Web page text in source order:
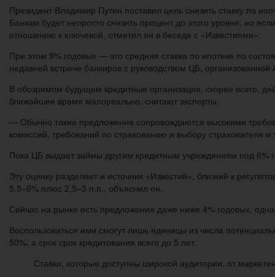
Президент Владимир Путин поставил цель снизить ставку по
Банкам будет непросто снизить процент до этого уровня, но
отношению к ключевой, отметил он в беседе с «Известиями».
При этом 9% годовых — это средняя ставка по ипотеке по
недавней встрече банкиров с руководством ЦБ,
В обозримом будущем кредитные организации, скорее всего,
ближайшее время малореально, считают эксперты.
— Обычно такие предложения сопровождаются высокими
комиссий, требований по страхованию и выбору
Пока ЦБ выдает займы другим кредитным учреждениям под 6%
Эту оценку разделяет и источник «Известий», близкий к
5,5–6% плюс 2,5–3 п.п., объяснил он.
Сейчас на рынке есть предложения даже ниже 4% годовых,
Воспользоваться ими смогут лишь единицы из числа
50%, а срок срок кредитования всего до 5 лет.
Ставки, которые доступны широкой аудитории, от